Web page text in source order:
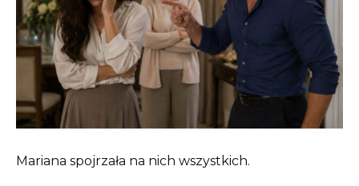
Mariana spojrzała na nich wszystkich.